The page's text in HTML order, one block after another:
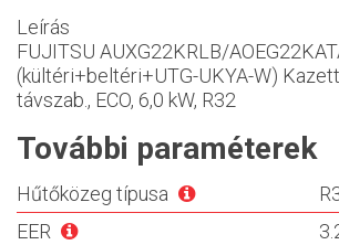
Leírás
FUJITSU AUXG22KRLB/
(kültéri+beltéri+UTG-UKYA-W)
távszab., ECO, 6,0 kW, R32
További paraméterek
Hűtőközeg típusa
EER